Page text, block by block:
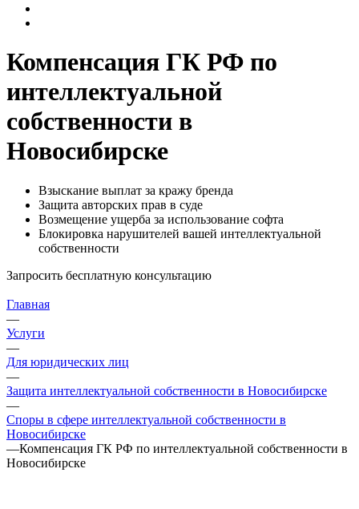
Компенсация ГК РФ по
интеллектуальной
собственности в
Новосибирске
Взыскание выплат за кражу бренда
Защита авторских прав в суде
Возмещение ущерба за использование софта
Блокировка нарушителей вашей интеллектуальной
собственности
Запросить бесплатную консультацию
Главная
—
Услуги
—
Для юридических лиц
—
Защита интеллектуальной собственности в Новосибирске
—
Споры в сфере интеллектуальной собственности в
Новосибирске
—Компенсация ГК РФ по интеллектуальной собственности в
Новосибирске